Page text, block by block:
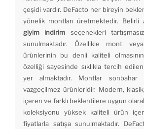
çeşidi vardır. DeFacto her bireyin
yönelik montları üretmektedir. Belirli
giyim indirim seçenekleri
sunulmaktadır. Özellikle mont
ürünlerinin bu denli kaliteli olmasının
özelliği sayesinde sıklıkla tercih
yer almaktadır. Montlar sonbahar
vazgeçilmez ürünleridir. Modern,
içeren ve farklı beklentilere uygun
koleksiyonu yüksek kaliteli ürün
fiyatlarla satışa sunulmaktadır.